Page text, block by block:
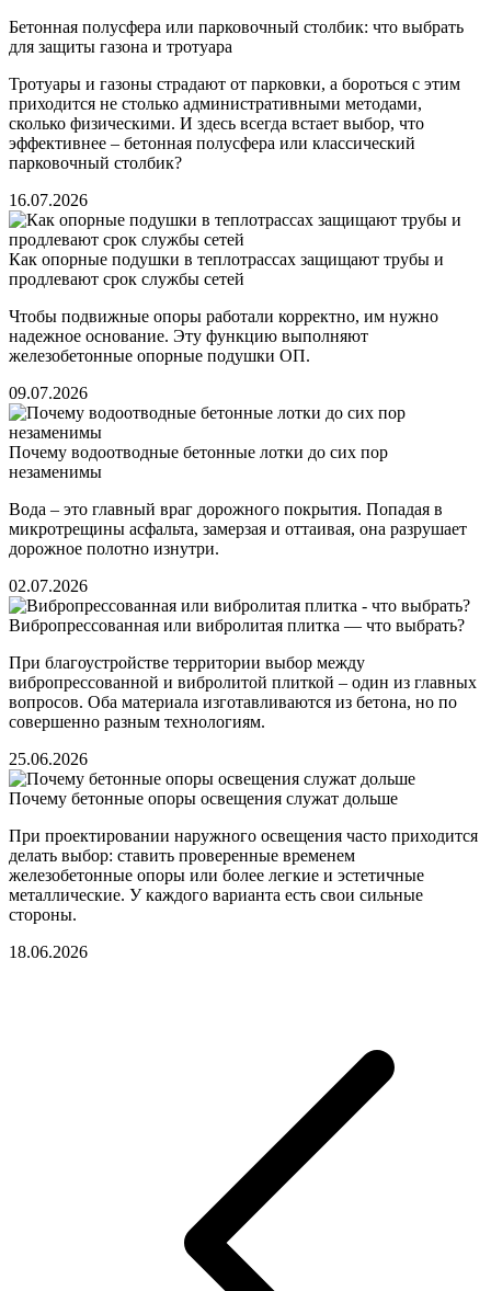
Бетонная полусфера или парковочный столбик: что выбрать
для защиты газона и тротуара
Тротуары и газоны страдают от парковки, а бороться с этим
приходится не столько административными методами,
сколько физическими. И здесь всегда встает выбор, что
эффективнее – бетонная полусфера или классический
парковочный столбик?
16.07.2026
Как опорные подушки в теплотрассах защищают трубы и
продлевают срок службы сетей
Чтобы подвижные опоры работали корректно, им нужно
надежное основание. Эту функцию выполняют
железобетонные опорные подушки ОП.
09.07.2026
Почему водоотводные бетонные лотки до сих пор
незаменимы
Вода – это главный враг дорожного покрытия. Попадая в
микротрещины асфальта, замерзая и оттаивая, она разрушает
дорожное полотно изнутри.
02.07.2026
Вибропрессованная или вибролитая плитка — что выбрать?
При благоустройстве территории выбор между
вибропрессованной и вибролитой плиткой – один из главных
вопросов. Оба материала изготавливаются из бетона, но по
совершенно разным технологиям.
25.06.2026
Почему бетонные опоры освещения служат дольше
При проектировании наружного освещения часто приходится
делать выбор: ставить проверенные временем
железобетонные опоры или более легкие и эстетичные
металлические. У каждого варианта есть свои сильные
стороны.
18.06.2026